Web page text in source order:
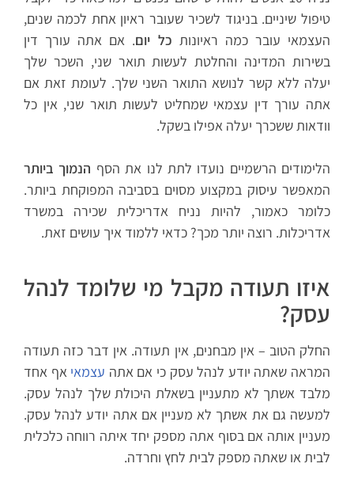
טיפול שיניים. בניגוד לשכיר שעובר ראיון אחת לכמה שנים,
העצמאי עובר כמה ראיונותכל יום. אם אתה עורך דין
בשירות המדינה והחלטת לעשות תואר שני, השכר שלך
יעלה ללא קשר לנושא התואר השני שלך. לעומת זאת אם
אתה עורך דין עצמאי שמחליט לעשות תואר שני, אין כל
וודאות ששכרך יעלה אפילו בשקל.
הלימודים הרשמיים נועדו לתת לנו את הסףהנמוך ביותר
המאפשר עיסוק במקצוע מסוים בסביבה המפוקחת ביותר.
כלומר כאמור, להיות נניח אדריכלית שכירה במשרד
אדריכלות. רוצה יותר מכך? כדאי ללמוד איך עושים זאת.
איזו תעודה מקבל מי שלומד לנהל
עסק?
החלק הטוב – אין מבחנים, אין תעודה. אין דבר כזה תעודה
המראה שאתה יודע לנהל עסק כי אם אתהעצמאיאף אחד
מלבד אשתך לא מתעניין בשאלת היכולת שלך לנהל עסק.
למעשה גם את אשתך לא מעניין אם אתה יודע לנהל עסק.
מעניין אותה אם בסוף אתה מספק יחד איתה רווחה כלכלית
לבית או שאתה מספק לבית לחץ וחרדה.